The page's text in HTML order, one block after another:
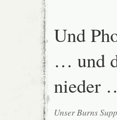
Und
… und
nieder
Unser Burns